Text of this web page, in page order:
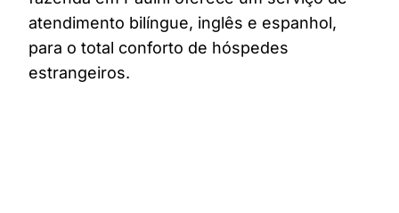
atendimento bilíngue, inglês e espanhol,
para o total conforto de hóspedes
estrangeiros.